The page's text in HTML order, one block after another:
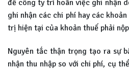
để công ty trì hoãn việc ghi nhận
ghi nhận các chi phí hay các
trị hiện tại của khoản thuế phải
Nguyên tắc thận trọng tạo ra sự
nhận thu nhập so với chi phí, cụ